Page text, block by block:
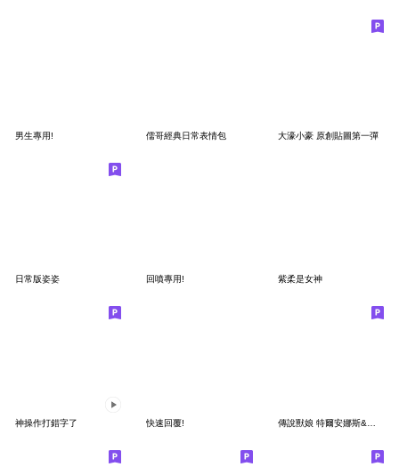
男生專用! 儒哥經典日常表情包 大濠小豪 原創貼圖第一彈
日常版姿姿 回噴專用! 紫柔是女神
神操作打錯字了 快速回覆!